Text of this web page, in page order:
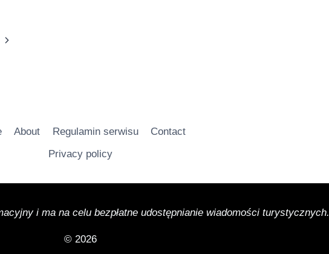
Następna
About Regulamin serwisu
Contact
Privacy policy
i ma na celu bezpłatne udostępnianie wiadomości turystycznych.
© 2026